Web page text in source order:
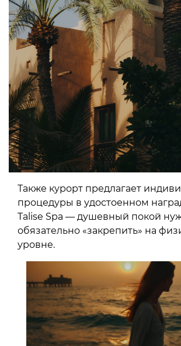
Также курорт предлагает
процедуры в удостоенном
Talise Spa — душевный покой
обязательно «закрепить» на
уровне.